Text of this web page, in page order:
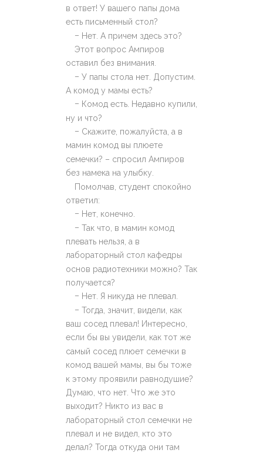
в ответ! У вашего папы дома
есть письменный стол?
– Нет. А причем здесь это?
Этот вопрос Ампиров
оставил без внимания.
– У папы стола нет. Допустим.
А комод у мамы есть?
– Комод есть. Недавно купили,
ну и что?
– Скажите, пожалуйста, а в
мамин комод вы плюете
семечки? – спросил Ампиров
без намека на улыбку.
Помолчав, студент спокойно
ответил:
– Нет, конечно.
– Так что, в мамин комод
плевать нельзя, а в
лабораторный стол кафедры
основ радиотехники можно? Так
получается?
– Нет. Я никуда не плевал.
– Тогда, значит, видели, как
ваш сосед плевал! Интересно,
если бы вы увидели, как тот же
самый сосед плюет семечки в
комод вашей мамы, вы бы тоже
к этому проявили равнодушие?
Думаю, что нет. Что же это
выходит? Никто из вас в
лабораторный стол семечки не
плевал и не видел, кто это
делал? Тогда откуда они там